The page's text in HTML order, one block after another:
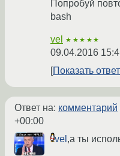
Попробуй
bash
vel ★★★★★
09.04.2016
Показать ответ
Ответ на: комментарий
+00:00
vel ,а ты